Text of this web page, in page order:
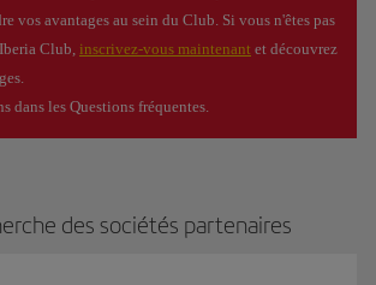
vos avantages au sein du Club. Si vous n'êtes pas
Club, inscrivez-vous maintenant et découvrez
dans les Questions fréquentes.
des sociétés partenaires